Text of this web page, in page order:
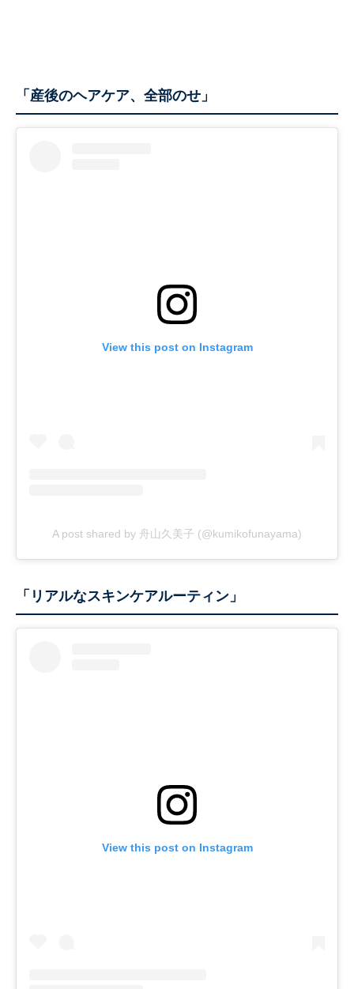
「産後のヘアケア、全部のせ」
View this post on Instagram
A post shared by 舟山久美子 (@kumikofunayama)
「リアルなスキンケアルーティン」
View this post on Instagram